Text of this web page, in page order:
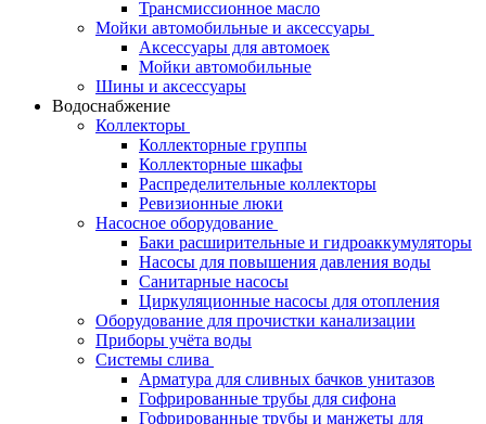
Трансмиссионное масло
Мойки автомобильные и аксессуары
Аксессуары для автомоек
Мойки автомобильные
Шины и аксессуары
Водоснабжение
Коллекторы
Коллекторные группы
Коллекторные шкафы
Распределительные коллекторы
Ревизионные люки
Насосное оборудование
Баки расширительные и гидроаккумуляторы
Насосы для повышения давления воды
Санитарные насосы
Циркуляционные насосы для отопления
Оборудование для прочистки канализации
Приборы учёта воды
Системы слива
Арматура для сливных бачков унитазов
Гофрированные трубы для сифона
Гофрированные трубы и манжеты для